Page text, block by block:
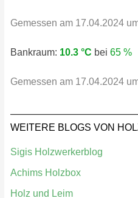
Gemessen am 17.04.2024
Bankraum: 10.3 °C bei 65 %
Gemessen am 17.04.2024
WEITERE BLOGS VON
Sigis Holzwerkerblog
Achims Holzbox
Holz und Leim